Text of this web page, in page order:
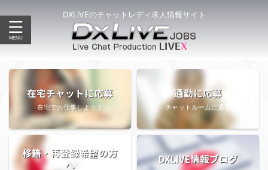
DXLIVEのチャットレディ求人情報サイト
在宅チャットに応募
在宅でお仕事しよう！
通勤に応募
チャットルームに通勤
移籍・再登録希望の方
へ
DXLIVE情報ブログ